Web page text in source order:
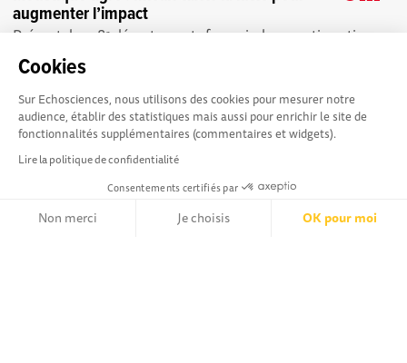
Cookies
Sur Echosciences, nous utilisons des cookies pour mesurer notre
audience, établir des statistiques mais aussi pour enrichir le site de
fonctionnalités supplémentaires (commentaires et widgets).
Lire la politique de confidentialité
Consentements certifiés par
Non merci Je choisis OK pour moi
augmenter l’impact
Présent dans 81 départements français, le moustique tigre
progresse. Une étude IRD décrypte ses habitudes pour
mieux cibler sa lutte ...
Conditions Générales d'utilisation
La plateforme Science(s)
en Occitanie est le média